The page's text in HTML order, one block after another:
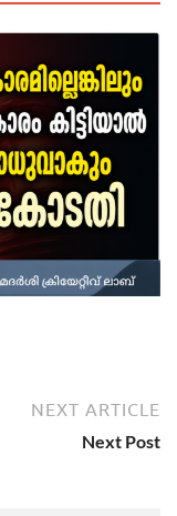
NEXT ARTICLE
Next Post